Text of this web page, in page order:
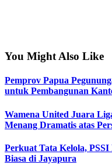
You Might Also Like
Pemprov Papua
untuk Pembangunan
Wamena United Juara
Menang Dramatis atas
Perkuat Tata Kelola,
Biasa di Jayapura